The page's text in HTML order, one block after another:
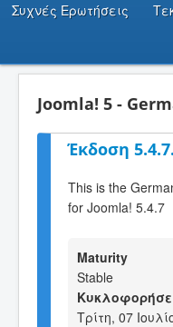
Συχνές Ερωτήσεις
Joomla! 5 -
Έκδοση
This is the
for Joomla! 5.4.7
Maturity
Stable
Κυκλοφορήσε
Τρίτη, 07